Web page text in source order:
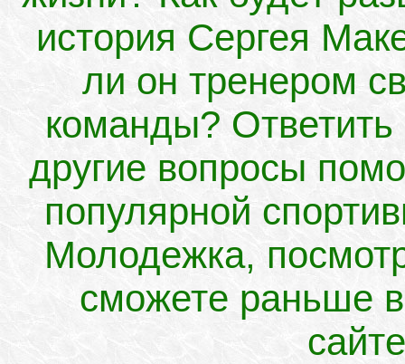
история Сергея
ли он тренером
команды? Ответить
другие вопросы
популярной
Молодежка,
сможете раньше